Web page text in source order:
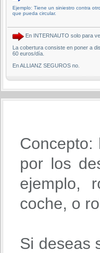
Ejemplo: Tiene un siniestro contra
que pueda circular.
En INTERNAUTO solo para
La cobertura consiste en poner a
60 euros/día.
En ALLIANZ SEGUROS no.
Concepto:
por los
ejemplo,
coche, o
Si deseas